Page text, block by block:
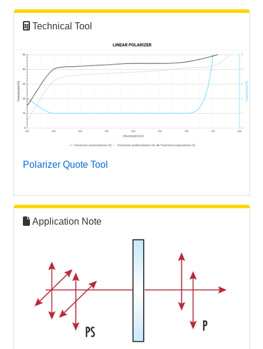
Technical Tool
Polarizer Quote Tool
Application Note